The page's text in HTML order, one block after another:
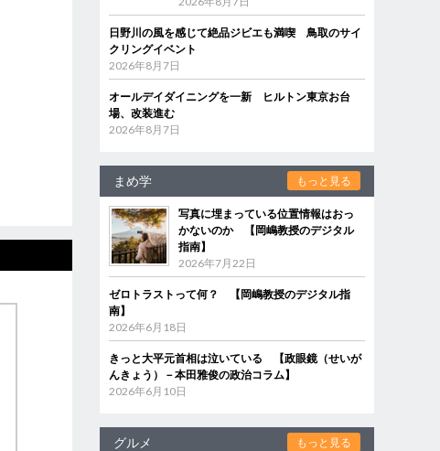
日野川の風を感じて絶品ジビエも満喫 鳥取のサイ
クリングイベント
2026年8月7日
オールデイダイニングを一新 ヒルトン東京お台
場、改装進む
2026年8月7日
まめ学 もっと見る
写真に埋まっている位置情報はおっ
かないのか 【岡嶋教授のデジタル
指南】
2026年7月22日
ゼロトラストって何？ 【岡嶋教授のデジタル指
南】
2026年6月18日
きっと大平元首相は泣いている 【政眼鏡（せいが
んきょう）－本田雅俊の政治コラム】
2026年6月10日
グルメ もっと見る